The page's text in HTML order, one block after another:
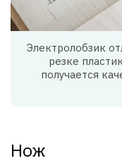
Электролобзик
резке
получается
Нож